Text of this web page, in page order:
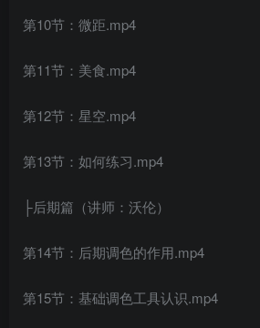
第10节：微距.mp4
第11节：美食.mp4
第12节：星空.mp4
第13节：如何练习.mp4
├后期篇（讲师：沃伦）
第14节：后期调色的作用.mp4
第15节：基础调色工具认识.mp4